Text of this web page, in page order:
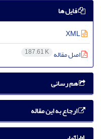
فایل ها
اصل مقاله 187.61 K
هم رسانی
ارجاع به این مقاله